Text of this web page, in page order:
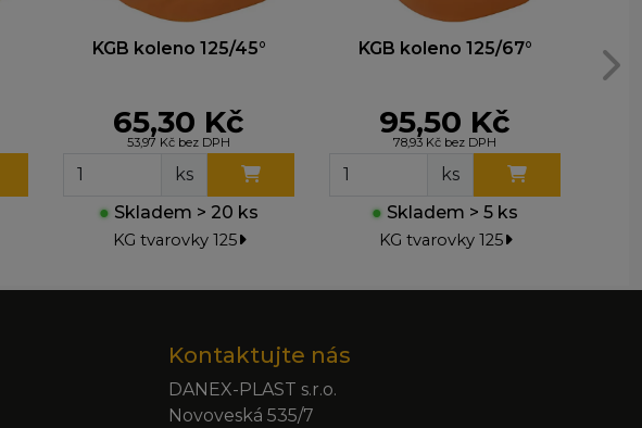
KGB koleno 125/45°
65,30 Kč
53,97 Kč bez DPH
ks
● Skladem > 20 ks
KG tvarovky 125
KGB koleno 125/67°
95,50 Kč
78,93 Kč bez DPH
ks
● Skladem > 5 ks
KG tvarovky 125
Kontaktujte nás
DANEX-PLAST s.r.o.
Novoveská 535/7